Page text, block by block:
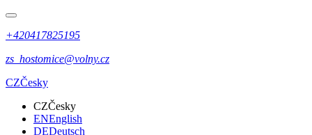
+420417825195
zs_hostomice@volny.cz
CZČesky
CZČesky
ENEnglish
DEDeutsch